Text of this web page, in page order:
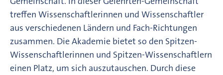
treffen Wissenschaftlerinnen und Wissenschaftler
aus verschiedenen Ländern und Fach-Richtungen
zusammen. Die Akademie bietet so den Spitzen-
Wissenschaftlerinnen und Spitzen-Wissenschaftlern
einen Platz, um sich auszutauschen. Durch diese